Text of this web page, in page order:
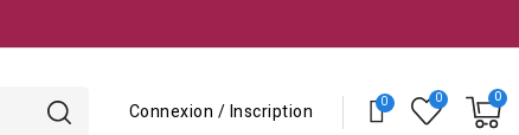
Connexion / Inscription